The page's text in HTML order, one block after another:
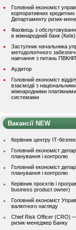
Головний економіст
корпоративних кредитних
Департаменту ризик-
Фахівець з
в міжнародний банк (Київ)
Заступник начальника
методологічного
навчання з питань ПВК/
Аудитор
Головний економіст
взаємодії з
міжнародними платіжними
системами
Вакансії NEW
Керівник центру ІТ-
Головний економіст
планування і контролю
Головний економіст
планування і контролю
Керівник проєктів і
business product owner)
Головний економіст
валютного нагляду
Chief Risk Officer (CRO)
ризик-менеджер Банку